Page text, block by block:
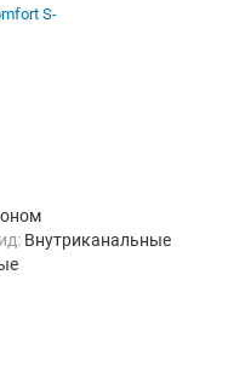
Вид: Внутриканальные